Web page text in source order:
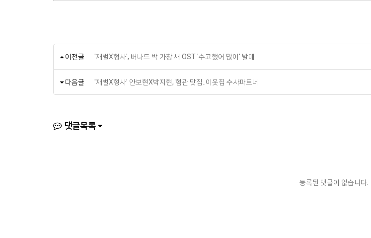
이전글 '재벌X형사', 버나드 박 가창 새 OST '수고했어 많이' 발매
다음글 '재벌X형사' 안보현X박지현, 혐관 맛집..이웃집 수사파트너
댓글목록
등록된 댓글이 없습니다.